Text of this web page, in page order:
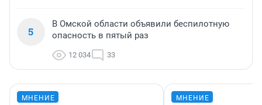
5
В Омской области объявили беспилотную
опасность в пятый раз
12 034 33
МНЕНИЕ МНЕНИЕ